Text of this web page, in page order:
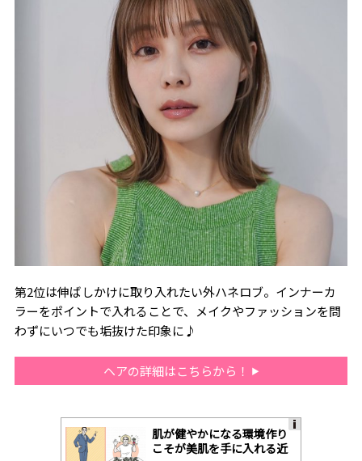
第2位は伸ばしかけに取り入れたい外ハネロブ。インナーカ
ラーをポイントで入れることで、メイクやファッションを問
わずにいつでも垢抜けた印象に♪
ヘアの詳細はこちらから！
肌が健やかになる環境作り
こそが美肌を手に入れる近